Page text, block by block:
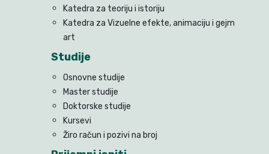
Katedra za teoriju i istoriju
Katedra za Vizuelne efekte, animaciju i gejm
art
Studije
Osnovne studije
Master studije
Doktorske studije
Kursevi
Žiro račun i pozivi na broj